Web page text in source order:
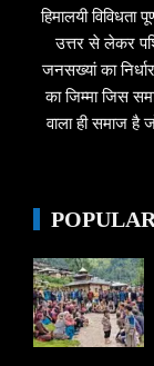
हिमालयी
उत्तर से लेकर
जनसख्यां का
का जिम्मा जिस
वाला ही समाज है
POPULAR